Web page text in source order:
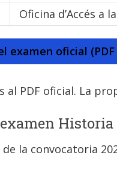
Oficina d’Accés a
examen oficial
al PDF oficial. La
Historia
la convocatoria